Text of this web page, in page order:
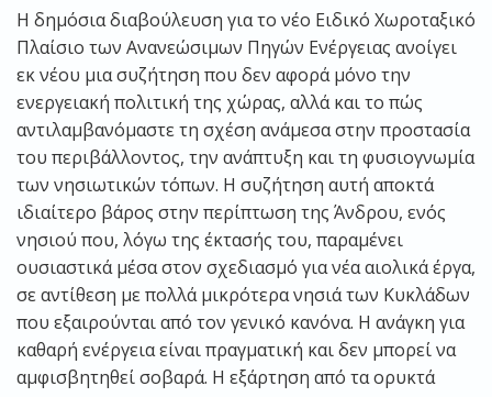
Η δημόσια διαβούλευση για το νέο Ειδικό Χωροταξικό
Πλαίσιο των Ανανεώσιμων Πηγών Ενέργειας ανοίγει
εκ νέου μια συζήτηση που δεν αφορά μόνο την
ενεργειακή πολιτική της χώρας, αλλά και το πώς
αντιλαμβανόμαστε τη σχέση ανάμεσα στην προστασία
του περιβάλλοντος, την ανάπτυξη και τη φυσιογνωμία
των νησιωτικών τόπων. Η συζήτηση αυτή αποκτά
ιδιαίτερο βάρος στην περίπτωση της Άνδρου, ενός
νησιού που, λόγω της έκτασής του, παραμένει
ουσιαστικά μέσα στον σχεδιασμό για νέα αιολικά έργα,
σε αντίθεση με πολλά μικρότερα νησιά των Κυκλάδων
που εξαιρούνται από τον γενικό κανόνα. Η ανάγκη για
καθαρή ενέργεια είναι πραγματική και δεν μπορεί να
αμφισβητηθεί σοβαρά. Η εξάρτηση από τα ορυκτά